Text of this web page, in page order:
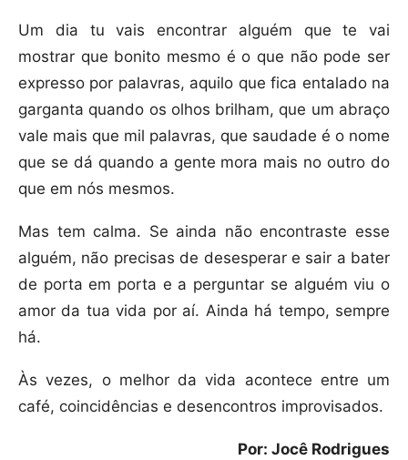
Um dia tu vais encontrar alguém que te vai
mostrar que bonito mesmo é o que não pode ser
expresso por palavras, aquilo que fica entalado na
garganta quando os olhos brilham, que um abraço
vale mais que mil palavras, que saudade é o nome
que se dá quando a gente mora mais no outro do
que em nós mesmos.
Mas tem calma. Se ainda não encontraste esse
alguém, não precisas de desesperar e sair a bater
de porta em porta e a perguntar se alguém viu o
amor da tua vida por aí. Ainda há tempo, sempre
há.
Às vezes, o melhor da vida acontece entre um
café, coincidências e desencontros improvisados.
Por: Jocê Rodrigues